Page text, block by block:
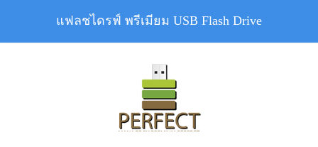
แฟลชไดรฟ์ พรีเมียม USB Flash Drive